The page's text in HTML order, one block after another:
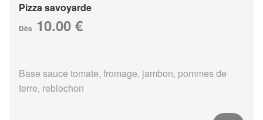
Pizza savoyarde
Dès 10.00 €
Base sauce tomate, fromage, jambon, pommes de
terre, reblochon